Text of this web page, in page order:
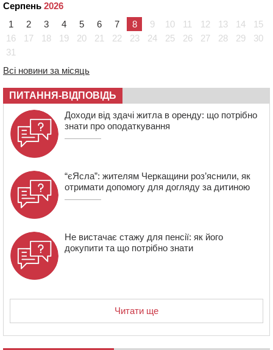
тарифи на воду та водовідведення з 2027 року
09:08
Встановити гойдалки, карусель і закупити іграшки: у
Черкасах просять покращити умови в дитсадку
08:22
полеглий біля Кліщіївки воїн
сплатили на Черкащині
06 СЕРПНЯ 2026, ЧЕТВЕР
21:13
Вісім медалей, з яких чотири золоті: черкаські
спортсмени тріумфували на чемпіонаті України
Серпень 2026
1
2 3 4 5 6 7 8 9 10 11 12 13 14
15
16
17 18 19 20 21 22 23 24 25 26 27 28 29
30
31
Всі новини за місяць
ПИТАННЯ-ВІДПОВІДЬ
Доходи від здачі житла в оренду: що потрібно
знати про оподаткування
“єЯсла”: жителям Черкащини роз’яснили, як
отримати допомогу для догляду за дитиною
Не вистачає стажу для пенсії: як його
докупити та що потрібно знати
Читати ще